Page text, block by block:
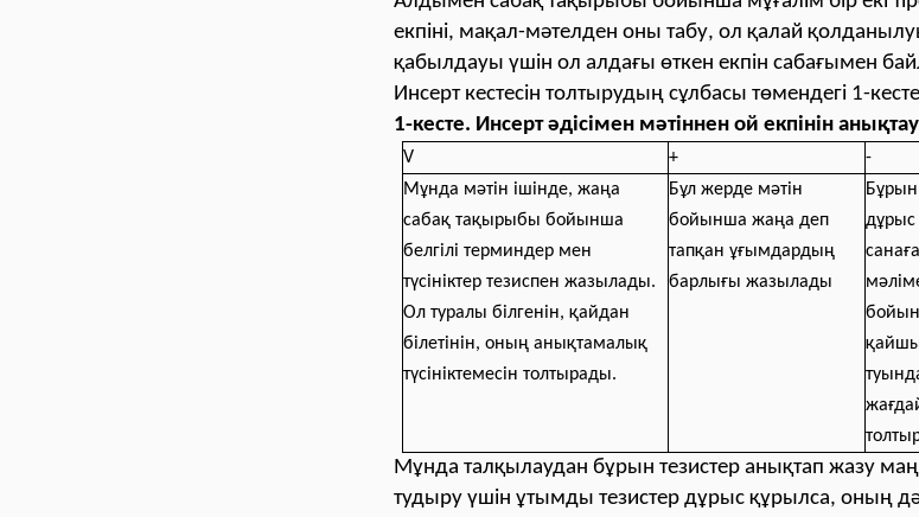
екпіні, мақал-мәтелден оны табу, ол қалай
қабылдауы үшін ол алдағы өткен екпін сабағымен
Инсерт кестесін толтырудың сұлбасы төмендегі 1-
1-кесте. Инсерт әдісімен мәтіннен ой екпінін анықтау
V + -
Мұнда мәтін ішінде, жаңа
сабақ тақырыбы бойынша
белгілі терминдер мен
түсініктер тезиспен жазылады.
Ол туралы білгенін, қайдан
білетінін, оның анықтамалық
түсініктемесін толтырады.
Бұл жерде мәтін
бойынша жаңа деп
тапқан ұғымдардың
барлығы жазылады
Бұрын
дұрыс
Мұнда талқылаудан бұрын тезистер анықтап жазу
тудыру үшін ұтымды тезистер дұрыс құрылса, оның